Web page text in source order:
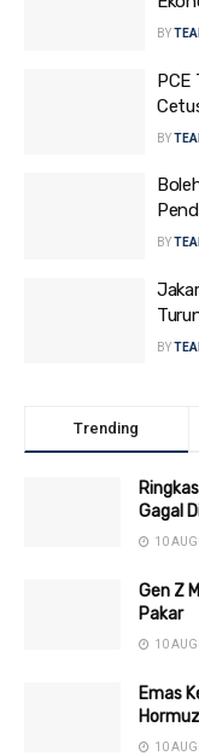
BY
PCE
BY
BY
BY
Trending
Gagal
10
Gen Z
Pakar
10
Emas
10